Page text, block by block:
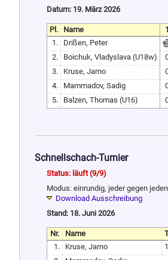
Datum: 19. März 2026
Pl. Name
1.
Drißen, Peter
2.
Boichuk, Vladyslava (U18w)
3.
Kruse, Jarno
4.
Mammadov, Sadig
5.
Balzen, Thomas (U16)
Schnellschach-Turnier
Status: läuft (9/9)
Modus: einrundig, jeder gegen
Download Ausschreibung
Stand: 18. Juni 2026
Nr. Name
1.
Kruse, Jarno